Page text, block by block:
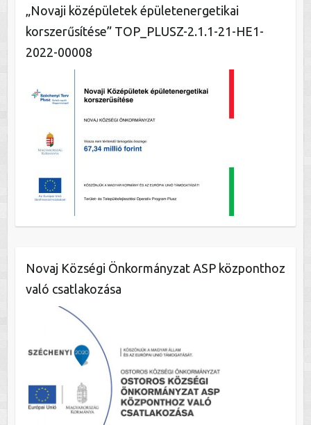
„Novaji középületek épületenergetikai
korszerűsítése” TOP_PLUSZ-2.1.1-21-HE1-
2022-00008
Novaj Községi Önkormányzat ASP központhoz
való csatlakozása